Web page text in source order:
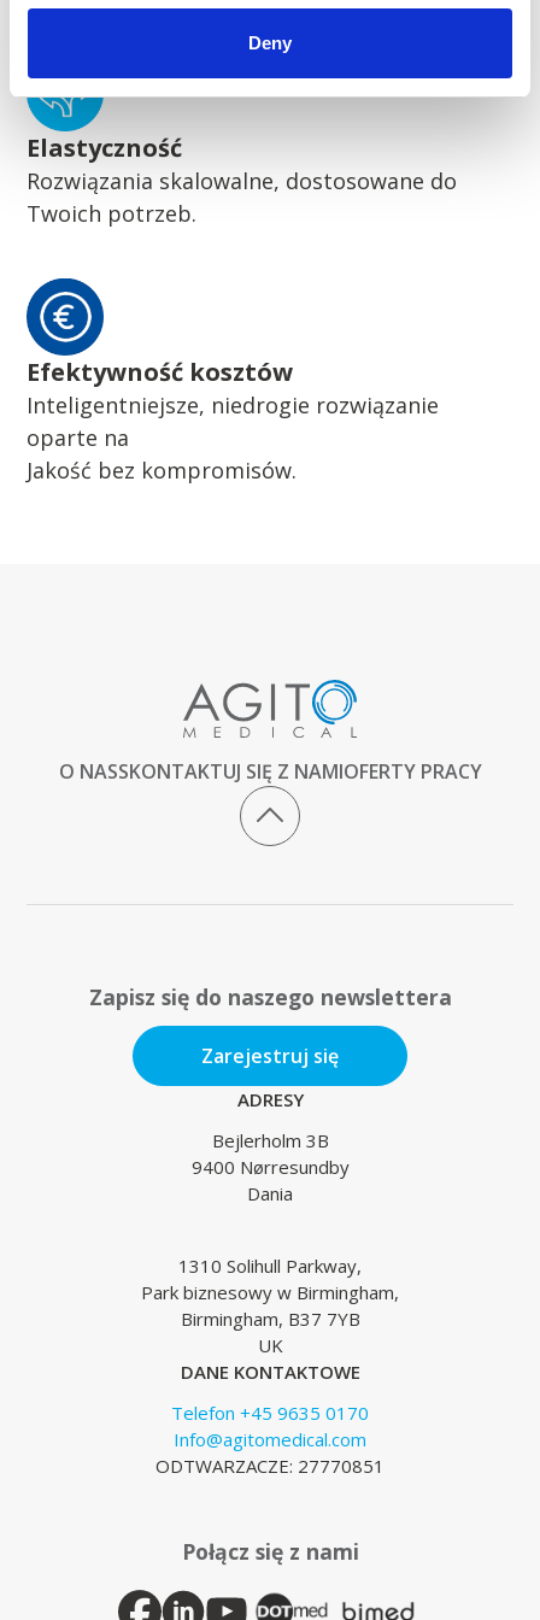
Deny
Elastyczność
Rozwiązania skalowalne, dostosowane do
Twoich potrzeb.
Efektywność kosztów
Inteligentniejsze, niedrogie rozwiązanie
oparte na
Jakość bez kompromisów.
O NASSKONTAKTUJ SIĘ Z NAMIOFERTY PRACY
Zapisz się do naszego newslettera
Zarejestruj się
ADRESY
Bejlerholm 3B
9400 Nørresundby
Dania
1310 Solihull Parkway,
Park biznesowy w Birmingham,
Birmingham, B37 7YB
UK
DANE KONTAKTOWE
Telefon +45 9635 0170
Info@agitomedical.com
ODTWARZACZE: 27770851
Połącz się z nami